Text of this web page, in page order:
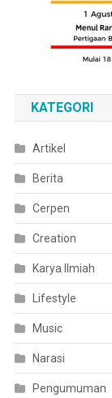
KATEGORI
Artikel
Berita
Cerpen
Creation
Karya Ilmiah
Lifestyle
Music
Narasi
Pengumuman